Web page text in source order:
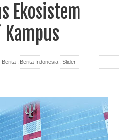
Ekosistem
Berita Berita Indonesia Slider